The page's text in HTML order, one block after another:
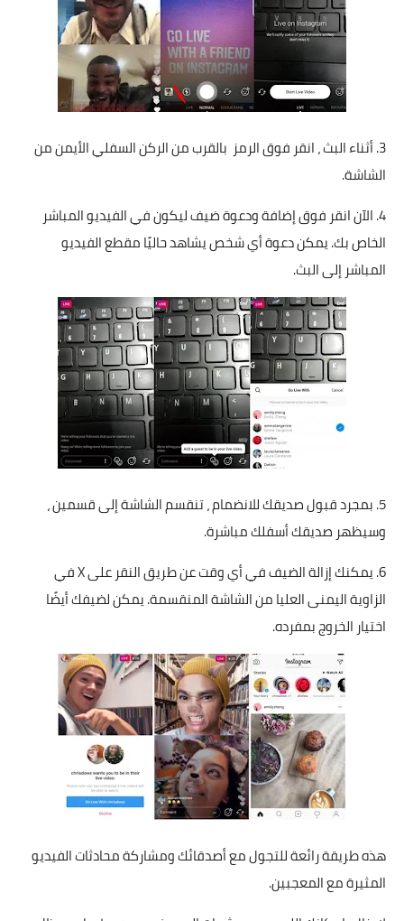
3. أثناء البث ، انقر فوق الرمز بالقرب من الركن السفلي الأيمن من
الشاشة.
4. الآن انقر فوق إضافة ودعوة ضيف ليكون في الفيديو المباشر
الخاص بك. يمكن دعوة أي شخص يشاهد حاليًا مقطع الفيديو
المباشر إلى البث.
5. بمجرد قبول صديقك للانضمام ، تنقسم الشاشة إلى قسمين ،
وسيظهر صديقك أسفلك مباشرة.
6. يمكنك إزالة الضيف في أي وقت عن طريق النقر على X في
الزاوية اليمنى العليا من الشاشة المنقسمة. يمكن لضيفك أيضًا
اختيار الخروج بمفرده.
هذه طريقة رائعة للتجول مع أصدقائك ومشاركة محادثات الفيديو
المثيرة مع المعجبين.